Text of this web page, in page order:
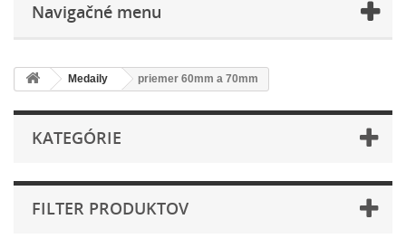
Navigačné menu
Medaily priemer 60mm a 70mm
KATEGÓRIE
FILTER PRODUKTOV